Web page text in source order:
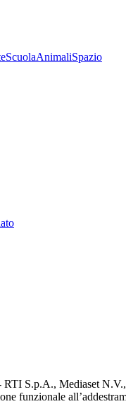
ScuolaAnimaliSpazio
S.p.A., Mediaset N.V.,
funzionale